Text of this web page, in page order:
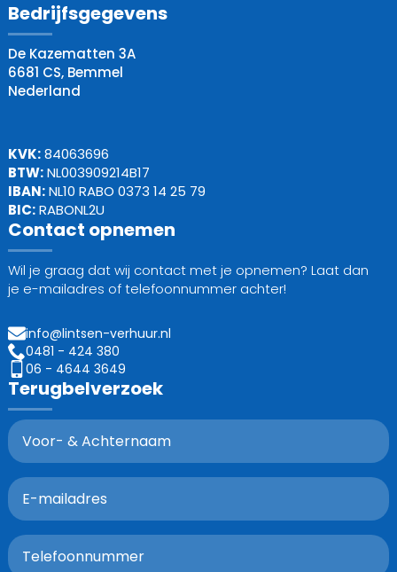
Bedrijfsgegevens
De Kazematten 3A
6681 CS, Bemmel
Nederland
KVK:84063696
BTW:NL003909214B17
IBAN:NL10 RABO 0373 14 25 79
BIC:RABONL2U
Contact opnemen
Wil je graag dat wij contact met je opnemen? Laat dan
je e-mailadres of telefoonnummer achter!
info@lintsen-verhuur.nl
0481 - 424 380
06 - 4644 3649
Terugbelverzoek